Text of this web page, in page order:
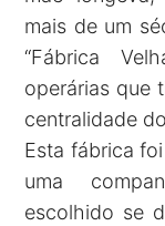
mais de um
“Fábrica
operárias que
centralidade
Esta fábrica
uma
escolhido se